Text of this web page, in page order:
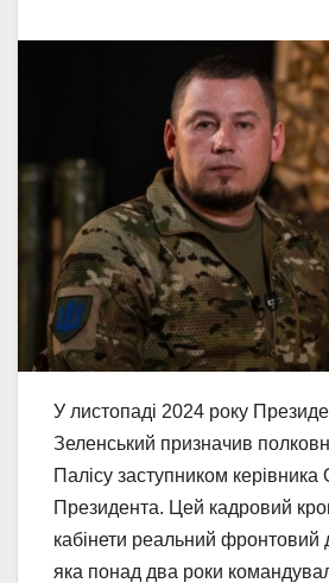
У листопаді 2024 року
Зеленський призначив
Палісу заступником керівника
Президента. Цей кадровий
кабінети реальний фронтовий
яка понад два роки